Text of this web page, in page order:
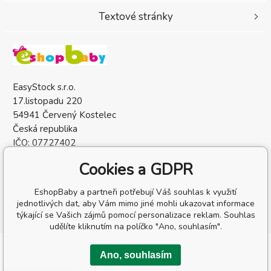
EasyStock s.r.o.
17.listopadu 220
54941 Červený Kostelec
Česká republika
IČO: 07727402
Textové stránky
Copyright © 2026 EasyStock s.r.o.
Všechna práva vyhrazena.
Cookies a GDPR
EshopBaby a partneři potřebují Váš souhlas k využití
jednotlivých dat, aby Vám mimo jiné mohli ukazovat informace
týkající se Vašich zájmů pomocí personalizace reklam. Souhlas
udělíte kliknutím na políčko "Ano, souhlasím".
Ano, souhlasím